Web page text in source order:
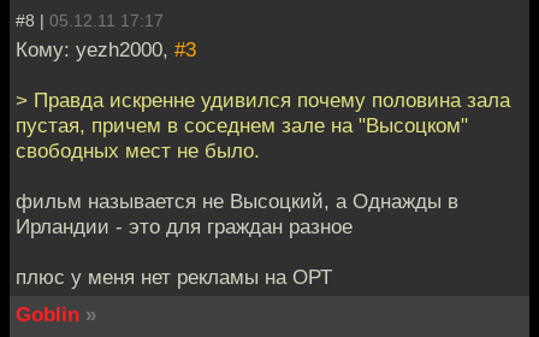
#8 | 05.12.11 17:17
Кому: yezh2000, #3
> Правда искренне удивился почему половина зала
пустая, причем в соседнем зале на "Высоцком"
свободных мест не было.
фильм называется не Высоцкий, а Однажды в
Ирландии - это для граждан разное
плюс у меня нет рекламы на ОРТ
Goblin »